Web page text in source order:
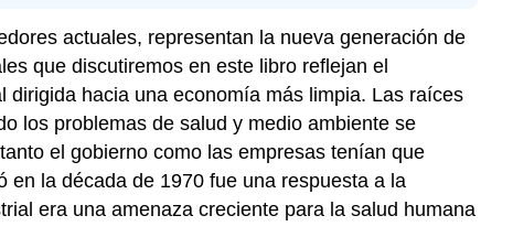
actuales, representan la nueva generación de
que discutiremos en este libro reflejan el
hacia una economía más limpia. Las raíces
los problemas de salud y medio ambiente se
el gobierno como las empresas tenían que
en la década de 1970 fue una respuesta a la
era una amenaza creciente para la salud humana